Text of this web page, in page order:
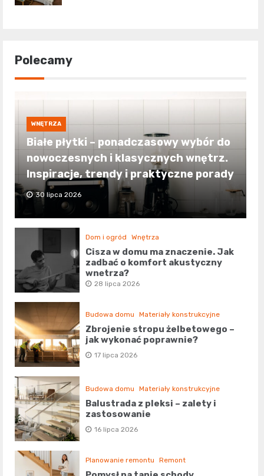
Polecamy
WNĘTRZA
Białe płytki – ponadczasowy wybór do
nowoczesnych i klasycznych wnętrz.
Inspiracje, trendy i praktyczne porady
30 lipca 2026
Dom i ogród Wnętrza
Cisza w domu ma znaczenie. Jak
zadbać o komfort akustyczny
wnętrza?
28 lipca 2026
Budowa domu Materiały konstrukcyjne
Zbrojenie stropu żelbetowego –
jak wykonać poprawnie?
17 lipca 2026
Budowa domu Materiały konstrukcyjne
Balustrada z pleksi – zalety i
zastosowanie
16 lipca 2026
Planowanie remontu Remont